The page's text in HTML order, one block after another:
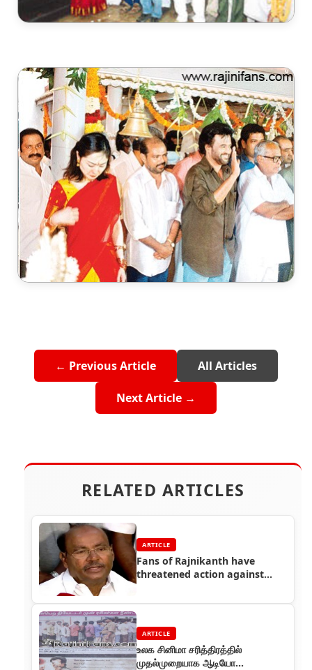
← Previous Article All Articles
Next Article →
RELATED ARTICLES
ARTICLE
Fans of Rajnikanth have
threatened action against
S Ramadoss
ARTICLE
உலக சினிமா சரித்திரத்தில்
முதல்முறையாக ஆடியோ